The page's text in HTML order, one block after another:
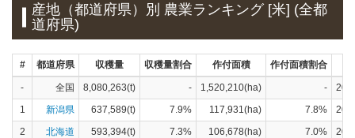
産地（都道府県）別 農業ランキング [米] (全都
道府県)
# 都道府県 収穫量 収穫量割合 作付面積 作付面積割合
- 全国 8,080,263(t) - 1,520,210(ha) -
1
新潟県 637,589(t) 7.9% 117,931(ha) 7.8%
2
北海道 593,394(t) 7.3% 106,678(ha) 7.0%